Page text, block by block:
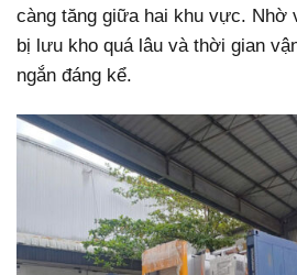
càng tăng giữa hai khu vực. Nhờ
bị lưu kho quá lâu và thời gian
ngắn đáng kể.